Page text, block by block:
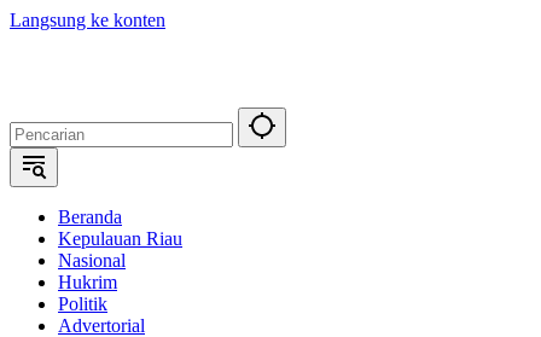
Langsung ke konten
Beranda
Kepulauan Riau
Nasional
Hukrim
Politik
Advertorial